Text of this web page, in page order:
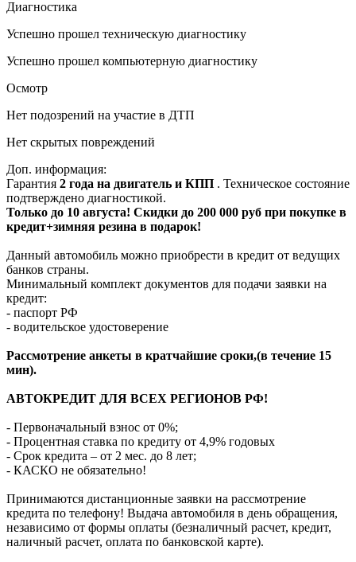
Диагностика
Успешно прошел техническую диагностику
Успешно прошел компьютерную диагностику
Осмотр
Нет подозрений на участие в ДТП
Нет скрытых повреждений
Доп. информация:
Гарантия 2 года на двигатель и КПП . Техническое состояние
подтверждено диагностикой.
Только до 10 августа! Скидки до 200 000 руб при покупке в
кредит+зимняя резина в подарок!
Данный автомобиль можно приобрести в кредит от ведущих
банков страны.
Минимальный комплект документов для подачи заявки на
кредит:
- паспорт РФ
- водительское удостоверение
Рассмотрение анкеты в кратчайшие сроки,(в течение 15
мин).
АВТОКРЕДИТ ДЛЯ ВСЕХ РЕГИОНОВ РФ!
- Первоначальный взнос от 0%;
- Процентная ставка по кредиту от 4,9% годовых
- Срок кредита – от 2 мес. до 8 лет;
- КАСКО не обязательно!
Принимаются дистанционные заявки на рассмотрение
кредита по телефону! Выдача автомобиля в день обращения,
независимо от формы оплаты (безналичный расчет, кредит,
наличный расчет, оплата по банковской карте).